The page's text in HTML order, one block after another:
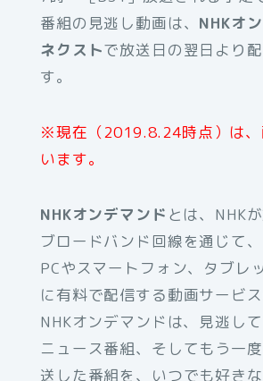
番組の見逃し動画は、 NHKオ
ネクストで放送日の翌日より
す。
※現在（2019.8.24時点）は、
います。
NHKオンデマンド とは、NHK
ブロードバンド回線を通じて
PCやスマートフォン、タブレ
に有料で配信する動画サービス
NHKオンデマンドは、見逃し
ニュース番組、そしてもう一
送した番組を、いつでも好き